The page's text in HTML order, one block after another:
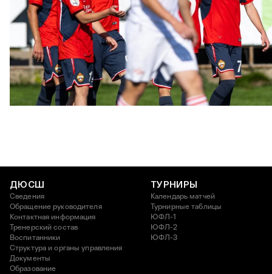
ЮФЛ: Московское дерби на «Октябре»
3 АВГУСТА 2026 14:15
ДЮСШ
Сведения
Обращение руководителя
Контактная информация
Тренерский состав
Воспитанники
Структура и органы управления
Документы
Образование
ТУРНИРЫ
Календарь матчей
Турнирные таблицы
ЮФЛ-1
ЮФЛ-2
ЮФЛ-3